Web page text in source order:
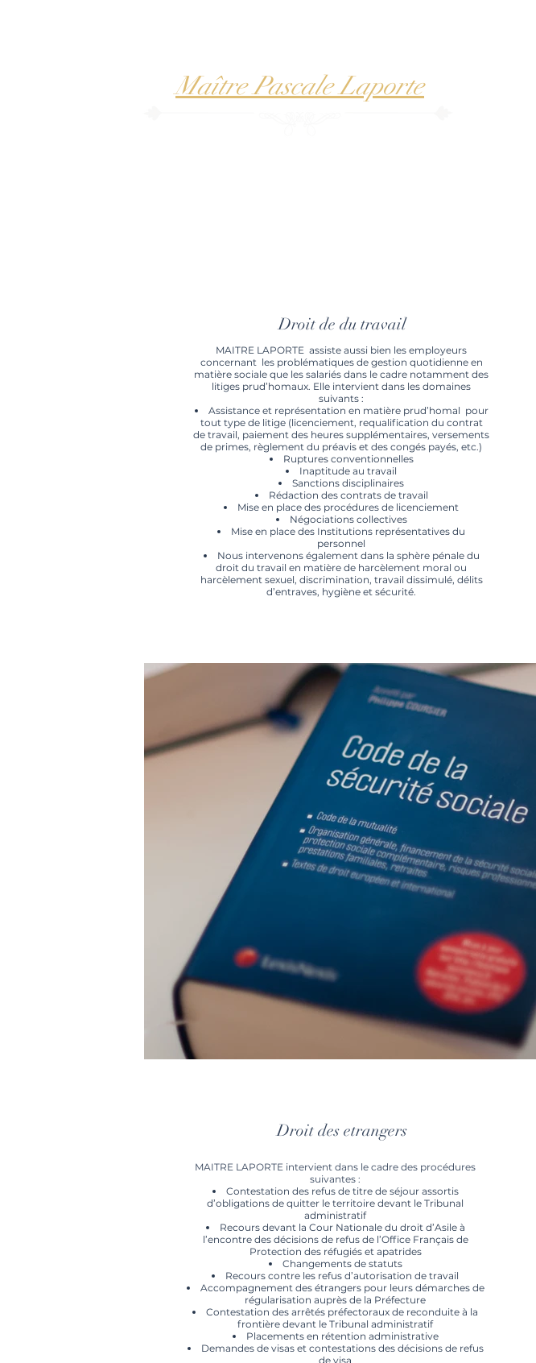
Maître Pascale Laporte
MAITRE LAPORTE assiste aussi bien les employeurs
concernant les problématiques de gestion quotidienne en
matière sociale que les salariés dans le cadre notamment des
litiges prud’homaux. Elle intervient dans les domaines
suivants :
Assistance et représentation en matière prud’homal pour
tout type de litige (licenciement, requalification du contrat
de travail, paiement des heures supplémentaires, versements
de primes, règlement du préavis et des congés payés, etc.)
Ruptures conventionnelles
Inaptitude au travail
Sanctions disciplinaires
Rédaction des contrats de travail
Mise en place des procédures de licenciement
Négociations collectives
Mise en place des Institutions représentatives du
personnel
Nous intervenons également dans la sphère pénale du
droit du travail en matière de harcèlement moral ou
harcèlement sexuel, discrimination, travail dissimulé, délits
d’entraves, hygiène et sécurité.
Droit de du travail
Droit des etrangers
MAITRE LAPORTE intervient dans le cadre des procédures
suivantes :
Contestation des refus de titre de séjour assortis
d’obligations de quitter le territoire devant le Tribunal
administratif
Recours devant la Cour Nationale du droit d’Asile à
l’encontre des décisions de refus de l’Office Français de
Protection des réfugiés et apatrides
Changements de statuts
Recours contre les refus d’autorisation de travail
Accompagnement des étrangers pour leurs démarches de
régularisation auprès de la Préfecture
Contestation des arrêtés préfectoraux de reconduite à la
frontière devant le Tribunal administratif
Placements en rétention administrative
Demandes de visas et contestations des décisions de refus
de visa